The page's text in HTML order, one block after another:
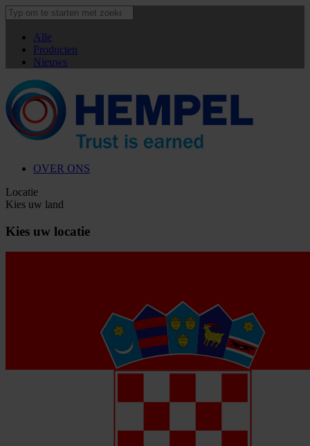
Alle
Producten
Nieuws
OVER ONS
Locatie
Kies uw land
Kies uw locatie